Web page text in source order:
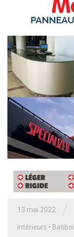
13 mai 2022
intérieurs •